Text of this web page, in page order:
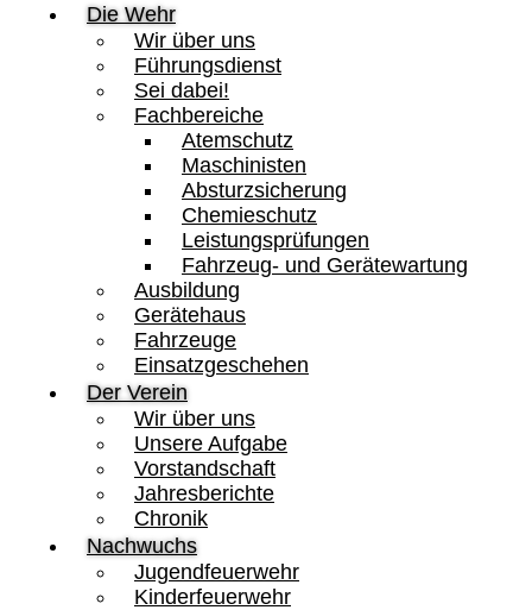
Die Wehr
Wir über uns
Führungsdienst
Sei dabei!
Fachbereiche
Atemschutz
Maschinisten
Absturzsicherung
Chemieschutz
Leistungsprüfungen
Fahrzeug- und Gerätewartung
Ausbildung
Gerätehaus
Fahrzeuge
Einsatzgeschehen
Der Verein
Wir über uns
Unsere Aufgabe
Vorstandschaft
Jahresberichte
Chronik
Nachwuchs
Jugendfeuerwehr
Kinderfeuerwehr